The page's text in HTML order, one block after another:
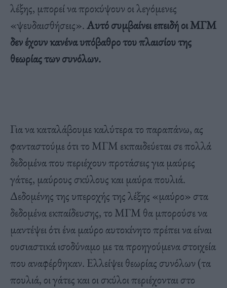
λέξης, μπορεί να προκύψουν οι λεγόμενες
«ψευδαισθήσεις».Αυτό συμβαίνει επειδή οι ΜΓΜ
δεν έχουν κανένα υπόβαθρο του πλαισίου της
θεωρίας των συνόλων.
Για να καταλάβουμε καλύτερα το παραπάνω, ας
φανταστούμε ότι το ΜΓΜ εκπαιδεύεται σε πολλά
δεδομένα που περιέχουν προτάσεις για μαύρες
γάτες, μαύρους σκύλους και μαύρα πουλιά.
Δεδομένης της υπεροχής της λέξης «μαύρο» στα
δεδομένα εκπαίδευσης, το ΜΓΜ θα μπορούσε να
μαντέψει ότι ένα μαύρο αυτοκίνητο πρέπει να είναι
ουσιαστικά ισοδύναμο με τα προηγούμενα στοιχεία
που αναφέρθηκαν. Ελλείψει θεωρίας συνόλων (τα
πουλιά, οι γάτες και οι σκύλοι περιέχονται στο